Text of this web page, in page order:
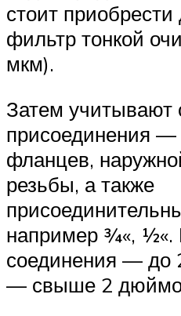
стоит
фильтр тонкой
мкм).
Затем учитывают
присоединения
фланцев,
резьбы, а также
например ¾«, ½«.
соединения — до
— свыше 2